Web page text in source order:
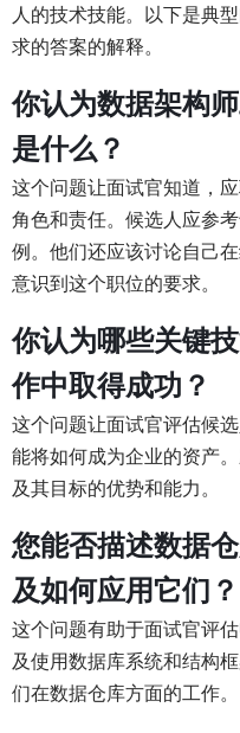
人的技术技能。以下是典
求的答案的解释。
你认为数据架构
是什么？
这个问题让面试官知道，
角色和责任。候选人应参
例。他们还应该讨论自己
意识到这个职位的要求。
你认为哪些关键
作中取得成功？
这个问题让面试官评估候
能将如何成为企业的资产
及其目标的优势和能力。
您能否描述数据
及如何应用它们？
这个问题有助于面试官评
及使用数据库系统和结构
们在数据仓库方面的工作。